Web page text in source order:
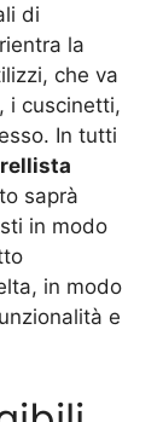
di
la
che va
i cuscinetti,
In tutti
saprà
in modo
in modo
e